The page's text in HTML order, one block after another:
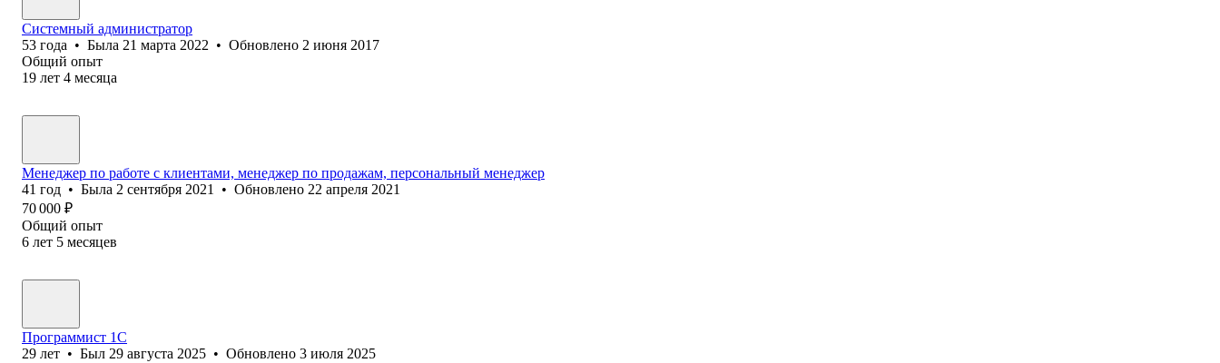
Системный администратор
53 года • Была 21 марта 2022 • Обновлено 2 июня 2017
Общий опыт
19 лет 4 месяца
Менеджер по работе с клиентами, менеджер по продажам, персональный менеджер
41 год • Была 2 сентября 2021 • Обновлено 22 апреля 2021
70 000 ₽
Общий опыт
6 лет 5 месяцев
Программист 1С
29 лет • Был 29 августа 2025 • Обновлено 3 июля 2025